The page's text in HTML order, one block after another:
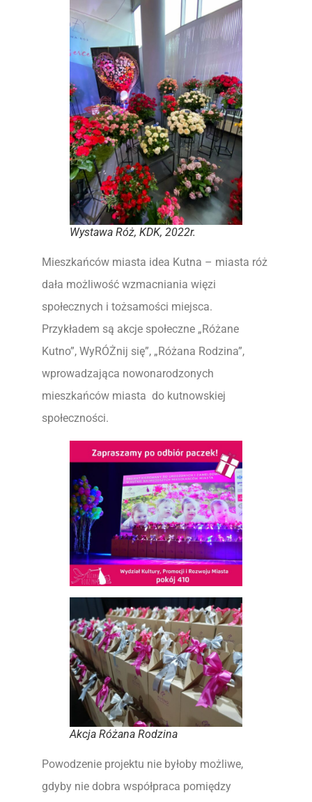
Wystawa Róż, KDK, 2022r.
Mieszkańców miasta idea Kutna – miasta róż
dała możliwość wzmacniania więzi
społecznych i tożsamości miejsca.
Przykładem są akcje społeczne „Różane
Kutno”, WyRÓŻnij się”, „Różana Rodzina”,
wprowadzająca nowonarodzonych
mieszkańców miasta do kutnowskiej
społeczności.
Akcja Różana Rodzina
Powodzenie projektu nie byłoby możliwe,
gdyby nie dobra współpraca pomiędzy